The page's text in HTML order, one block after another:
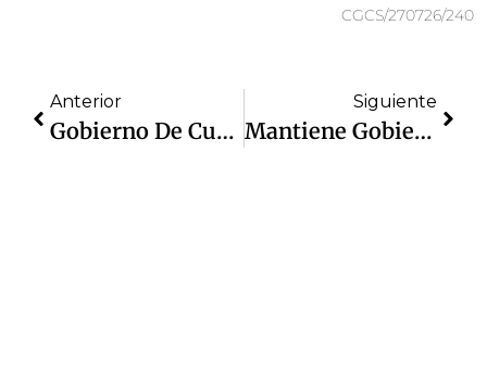
CGCS/270726/240
Anterior
Gobierno De Cuautitlán Izcalli Inaugura Feria Del Libro En El Parque De Las Esculturas
Siguiente
Mantiene Gobierno Municipal La Coordinación Tripartita En Materia De Seguridad Pública